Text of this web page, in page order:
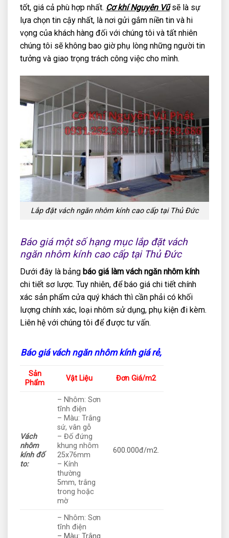
tốt, giá cả phù hợp nhất. Cơ khí Nguyên Vũsẽ là sự
lựa chọn tin cậy nhất, là nơi gửi gắm niền tin và hi
vọng của khách hàng đối với chúng tôi và tất nhiên
chúng tôi sẽ không bao giờ phụ lòng những người tin
tưởng và giao trọng trách công việc cho mình.
Lắp đặt vách ngăn nhôm kính cao cấp tại Thủ Đức
Báo giá một số hạng mục lắp đặt vách
ngăn nhôm kính cao cấp tại Thủ Đức
Dưới đây là bảng báo giá làm vách ngăn nhôm kính
chi tiết sơ lược. Tuy nhiên, để báo giá chi tiết chính
xác sản phẩm cửa quý khách thì cần phải có khối
lượng chính xác, loại nhôm sử dụng, phụ kiện đi kèm.
Liên hệ với chúng tôi để được tư vấn.
Báo giá vách ngăn nhôm kính giá rẻ,
Sản
Phẩm
Vật Liệu Đơn Giá/m2
Vách
nhôm
kính đố
to:
– Nhôm: Sơn
tĩnh điện
– Màu: Trắng
sứ, vân gỗ
– Đố đứng
khung nhôm
25x76mm
– Kính
thường
5mm, trắng
trong hoặc
mờ
600.000đ/m2.
– Nhôm: Sơn
tĩnh điện